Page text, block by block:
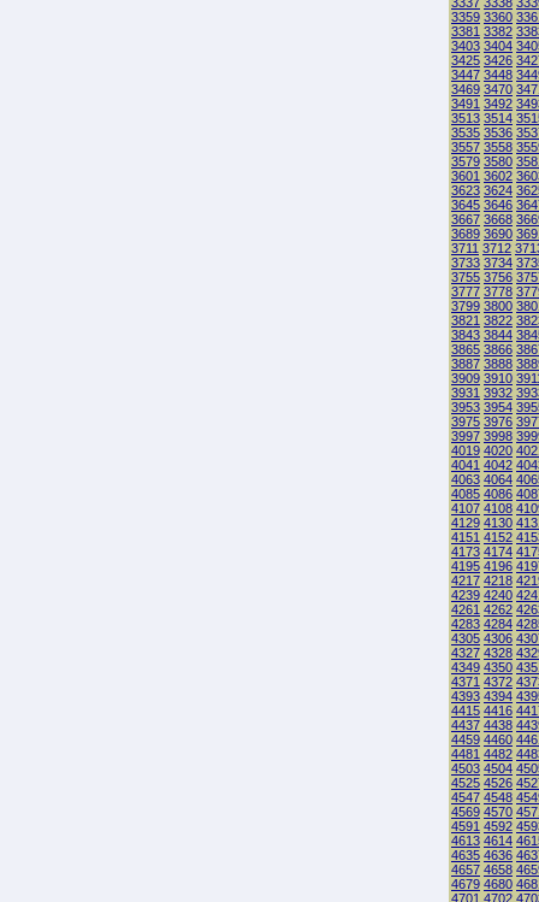
3359 3360
3381 3382
3403 3404
3425 3426
3447 3448
3469 3470
3491 3492
3513 3514
3535 3536
3557 3558
3579 3580
3601 3602
3623 3624
3645 3646
3667 3668
3689 3690
3711 3712
3733 3734
3755 3756
3777 3778
3799 3800
3821 3822
3843 3844
3865 3866
3887 3888
3909 3910
3931 3932
3953 3954
3975 3976
3997 3998
4019 4020
4041 4042
4063 4064
4085 4086
4107 4108
4129 4130
4151 4152
4173 4174
4195 4196
4217 4218
4239 4240
4261 4262
4283 4284
4305 4306
4327 4328
4349 4350
4371 4372
4393 4394
4415 4416
4437 4438
4459 4460
4481 4482
4503 4504
4525 4526
4547 4548
4569 4570
4591 4592
4613 4614
4635 4636
4657 4658
4679 4680
4701 4702